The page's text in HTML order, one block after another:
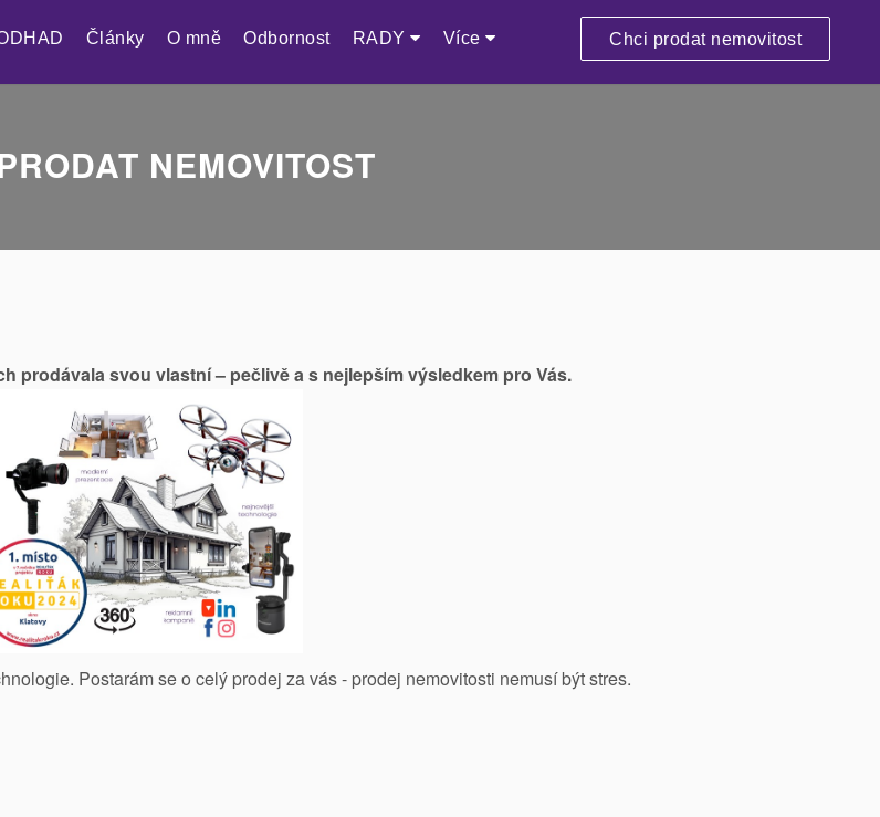
Články O mně Odbornost RADY Více Chci prodat nemovitost
NEMOVITOST
prodávala svou vlastní – pečlivě a s nejlepším výsledkem pro Vás.
Postarám se o celý prodej za vás - prodej nemovitosti nemusí být stres.